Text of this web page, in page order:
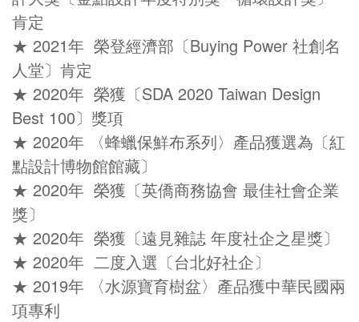
肯定
★ 2021年 榮登經濟部〔Buying Power 社創名
人堂〕肯定
★ 2020年 榮獲〔SDA 2020 Taiwan Design
Best 100〕獎項
★ 2020年 〈蜂蠟保鮮布系列〉產品獲選為〔紅
點設計博物館館藏〕
★ 2020年 榮獲〔英僑商務協會 最佳社會企業
獎〕
★ 2020年 榮獲〔遠見雜誌 年度社企之星獎〕
★ 2020年 二度入選〔台北好社企〕
★ 2019年 〈水源寶育樹盆〉產品獲中華民國兩
項專利